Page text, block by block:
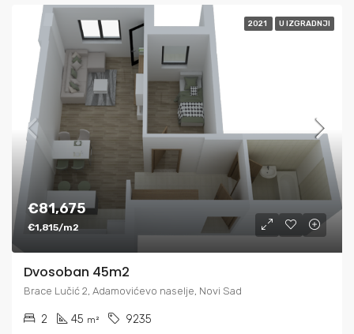
2021 U IZGRADNJI
€81,675
€1,815/m2
Dvosoban 45m2
Brace Lučić 2, Adamovićevo naselje, Novi Sad
2 45 m² 9235